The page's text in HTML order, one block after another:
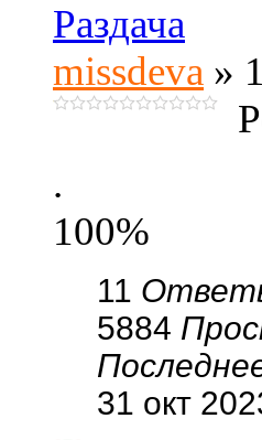
Раздача
missdeva »
.
100%
11
5884
31 окт